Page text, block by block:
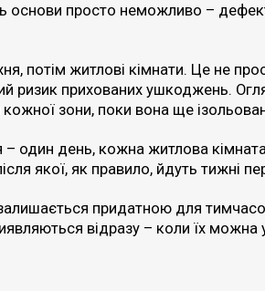
основи просто неможливо –
потім житлові кімнати. Це не
ризик прихованих ушкоджень.
кожної зони, поки вона ще
– один день, кожна житлова
якої, як правило, йдуть тижні
придатною для
відразу – коли їх можна